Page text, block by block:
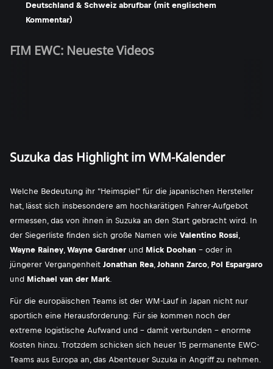
Deutschland & Schweiz abrufbar (mit englischem
Kommentar)
FIM EWC: Neueste Videos
Suzuka das Highlight im WM-Kalender
Welche Bedeutung ihr "Heimspiel" für die japanischen Hersteller
hat, lässt sich insbesondere am hochkarätigen Fahrer-Aufgebot
ermessen, das von ihnen in Suzuka an den Start gebracht wird. In
der Siegerliste finden sich große Namen wie Valentino Rossi,
Wayne Rainey, Wayne Gardner und Mick Doohan - oder in
jüngerer Vergangenheit Jonathan Rea, Johann Zarco, Pol Espargaro
und Michael van der Mark.
Für die europäischen Teams ist der WM-Lauf in Japan nicht nur
sportlich eine Herausforderung: Für sie kommen noch der
extreme logistische Aufwand und - damit verbunden - enorme
Kosten hinzu. Trotzdem schicken sich heuer 15 permanente EWC-
Teams aus Europa an, das Abenteuer Suzuka in Angriff zu nehmen.